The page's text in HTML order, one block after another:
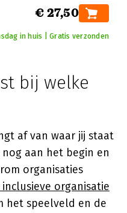
€ 27,50
in huis | Gratis verzonden
bij welke
af van waar jij staat
aan het begin en
organisaties
inclusieve organisatie
het speelveld en de